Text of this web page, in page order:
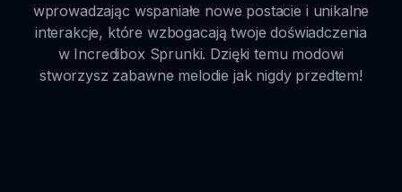
wprowadzając wspaniałe nowe postacie i unikalne
interakcje, które wzbogacają twoje doświadczenia
w Incredibox Sprunki. Dzięki temu modowi
stworzysz zabawne melodie jak nigdy przedtem!